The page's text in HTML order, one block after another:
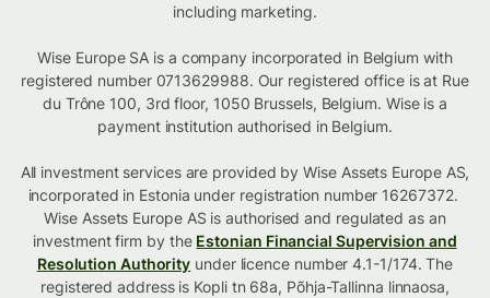
including marketing.
Wise Europe SA is a company incorporated in Belgium with
registered number 0713629988. Our registered office is at Rue
du Trône 100, 3rd floor, 1050 Brussels, Belgium. Wise is a
payment institution authorised in Belgium.
All investment services are provided by Wise Assets Europe AS,
incorporated in Estonia under registration number 16267372.
Wise Assets Europe AS is authorised and regulated as an
investment firm by the Estonian Financial Supervision and
Resolution Authority under licence number 4.1-1/174. The
registered address is Kopli tn 68a, Põhja-Tallinna linnaosa,